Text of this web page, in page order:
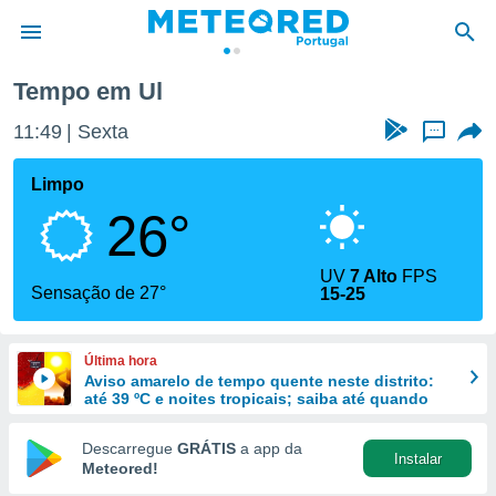
da
foi
fornecidas
a este
das
e
forma
digital
Tempo em Ul
11:49 Sexta ...
Limpo
26°
Sensação de 27°
UV7 Alto FPS
15-25
Última hora
Aviso amarelo de tempo quente neste distrito:
até 39 ºC e noites tropicais; saiba até quando
Descarregue GRÁTIS a app da
Meteored!
Instalar